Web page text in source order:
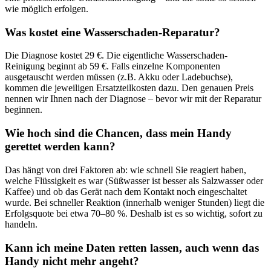
wie möglich erfolgen.
Was kostet eine Wasserschaden-Reparatur?
Die Diagnose kostet 29 €. Die eigentliche Wasserschaden-
Reinigung beginnt ab 59 €. Falls einzelne Komponenten
ausgetauscht werden müssen (z.B. Akku oder Ladebuchse),
kommen die jeweiligen Ersatzteilkosten dazu. Den genauen Preis
nennen wir Ihnen nach der Diagnose – bevor wir mit der Reparatur
beginnen.
Wie hoch sind die Chancen, dass mein Handy
gerettet werden kann?
Das hängt von drei Faktoren ab: wie schnell Sie reagiert haben,
welche Flüssigkeit es war (Süßwasser ist besser als Salzwasser oder
Kaffee) und ob das Gerät nach dem Kontakt noch eingeschaltet
wurde. Bei schneller Reaktion (innerhalb weniger Stunden) liegt die
Erfolgsquote bei etwa 70–80 %. Deshalb ist es so wichtig, sofort zu
handeln.
Kann ich meine Daten retten lassen, auch wenn das
Handy nicht mehr angeht?